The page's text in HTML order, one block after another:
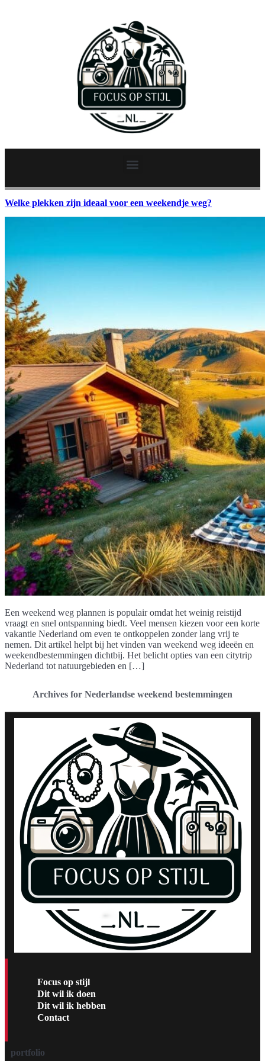
Welke plekken zijn ideaal voor een weekendje weg?
Een weekend weg plannen is populair omdat het weinig reistijd
vraagt en snel ontspanning biedt. Veel mensen kiezen voor een korte
vakantie Nederland om even te ontkoppelen zonder lang vrij te
nemen. Dit artikel helpt bij het vinden van weekend weg ideeën en
weekendbestemmingen dichtbij. Het belicht opties van een citytrip
Nederland tot natuurgebieden en […]
Archives for Nederlandse weekend bestemmingen
Focus op stijl
Dit wil ik doen
Dit wil ik hebben
Contact
portfolio